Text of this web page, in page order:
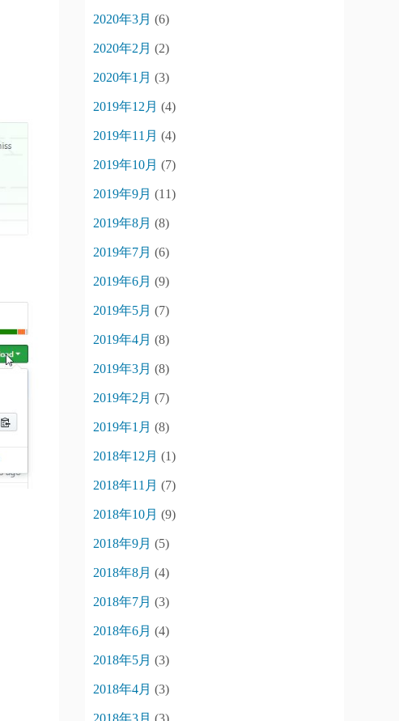
2020年3月 (6)
2020年2月 (2)
2020年1月 (3)
2019年12月 (4)
2019年11月 (4)
2019年10月 (7)
2019年9月 (11)
2019年8月 (8)
2019年7月 (6)
2019年6月 (9)
2019年5月 (7)
2019年4月 (8)
2019年3月 (8)
2019年2月 (7)
2019年1月 (8)
2018年12月 (1)
2018年11月 (7)
2018年10月 (9)
2018年9月 (5)
2018年8月 (4)
2018年7月 (3)
2018年6月 (4)
2018年5月 (3)
2018年4月 (3)
2018年3月 (3)